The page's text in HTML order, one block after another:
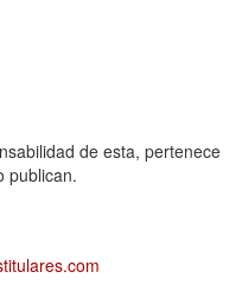
de esta, pertenece
publican.